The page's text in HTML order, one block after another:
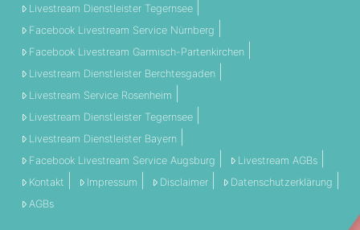
Livestream Dienstleister Tegernsee
Facebook Livestream Service Nürnberg
Facebook Livestream Garmisch-Partenkirchen
Livestream Dienstleister Berchtesgaden
Livestream Service Rosenheim
Livestream Dienstleister Tegernsee
Livestream Dienstleister Bayern
Facebook Livestream Service Augsburg
Livestream AGBs
Kontakt
Impressum Disclaimer
Datenschutzerklärung
AGBs